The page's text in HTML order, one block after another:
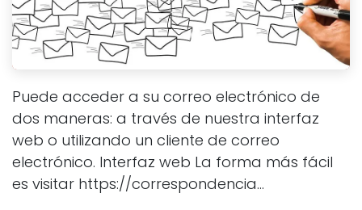
Puede acceder a su correo electrónico de
dos maneras: a través de nuestra interfaz
web o utilizando un cliente de correo
electrónico. Interfaz web La forma más fácil
es visitar https://correspondencia...